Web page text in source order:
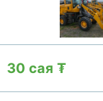
30 сая ₮